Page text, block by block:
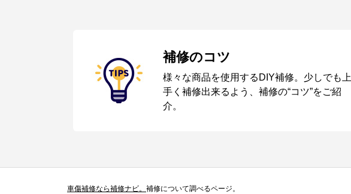
補修のコツ
様々な商品を使用するDIY補修。少しでも上
手く補修出来るよう、補修の“コツ”をご紹
介。
車傷補修なら補修ナビ。 補修について調べるページ。